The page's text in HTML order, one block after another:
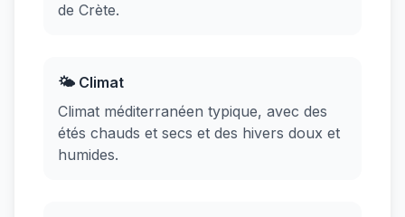
de Crète.
🌤️ Climat
Climat méditerranéen typique, avec des
étés chauds et secs et des hivers doux et
humides.